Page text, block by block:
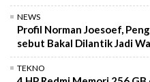
NEWS
Profil Norman Joesoef,
sebut Bakal Dilantik Jadi
TEKNO